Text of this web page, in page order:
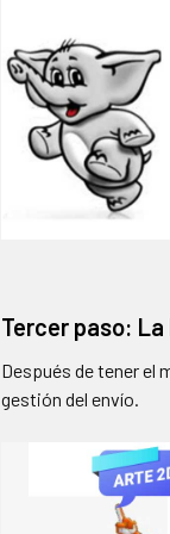
Tercer paso:
Después de tener el
gestión del envío.